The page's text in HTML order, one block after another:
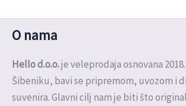
O nama
Hello d.o.o.je veleprodaja osnovana
Šibeniku, bavi se pripremom, uvozom i
suvenira. Glavni cilj nam je biti što